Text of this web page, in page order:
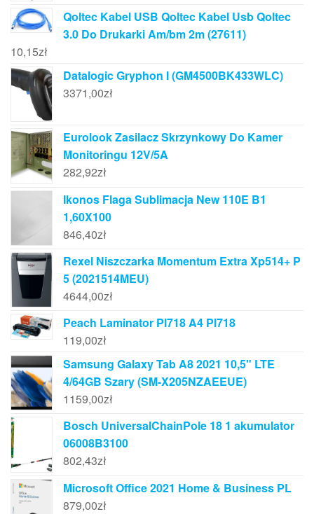
Qoltec Kabel USB Qoltec Kabel Usb Qoltec
3.0 Do Drukarki Am/bm 2m (27611)
10,15zł
Datalogic Gryphon I (GM4500BK433WLC)
3371,00zł
Eurolook Zasilacz Skrzynkowy Do Kamer
Monitoringu 12V/5A
282,92zł
Ikonos Flaga Sublimacja New 110E B1
1,60X100
846,40zł
Rexel Niszczarka Momentum Extra Xp514+ P
5 (2021514MEU)
4644,00zł
Peach Laminator Pl718 A4 Pl718
119,00zł
Samsung Galaxy Tab A8 2021 10,5" LTE
4/64GB Szary (SM-X205NZAEEUE)
1159,00zł
Bosch UniversalChainPole 18 1 akumulator
06008B3100
802,43zł
Microsoft Office 2021 Home & Business PL
879,00zł